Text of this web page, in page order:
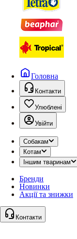
Головна
Контакти
Улюблені
Увійти
Собакам
Котам
Іншим тваринам
Бренди
Новинки
Акції та знижки
Контакти